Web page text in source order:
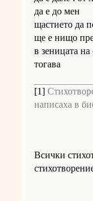
да е до мен
щастието да
ще е нищо
в зеницата на
тогава
[1]
написаха в
Всички